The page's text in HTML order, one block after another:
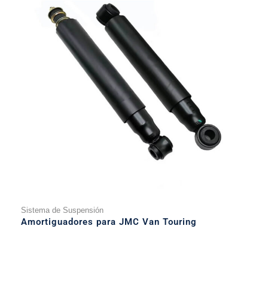
Sistema de Suspensión
Amortiguadores para JMC Van Touring